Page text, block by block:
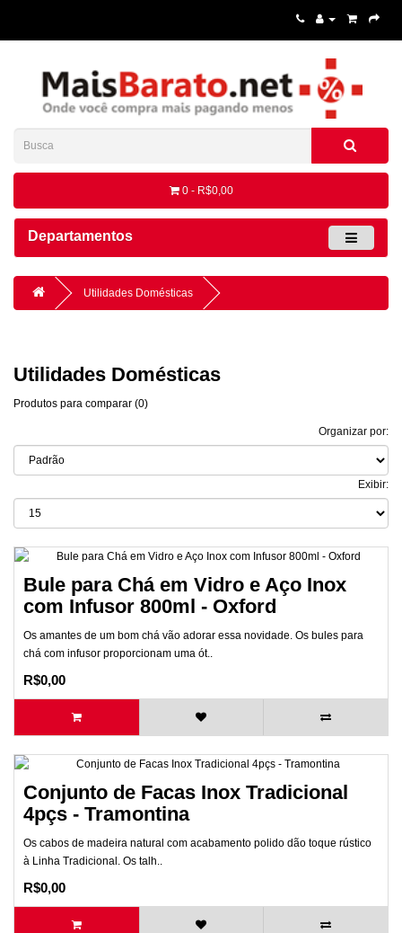
0 - R$0,00
Departamentos
Utilidades Domésticas
Utilidades Domésticas
Produtos para comparar (0)
Organizar por:
Exibir:
Bule para Chá em Vidro e Aço Inox
com Infusor 800ml - Oxford
Os amantes de um bom chá vão adorar essa novidade. Os bules para
chá com infusor proporcionam uma ót..
R$0,00
Conjunto de Facas Inox Tradicional
4pçs - Tramontina
Os cabos de madeira natural com acabamento polido dão toque rústico
à Linha Tradicional. Os talh..
R$0,00